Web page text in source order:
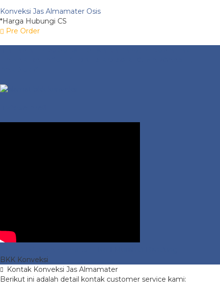
Konveksi Jas Almamater Osis
*Harga Hubungi CS
Pre Order
BKK Konveksi
Kontak Konveksi Jas Almamater
Berikut ini adalah detail kontak customer service kami: